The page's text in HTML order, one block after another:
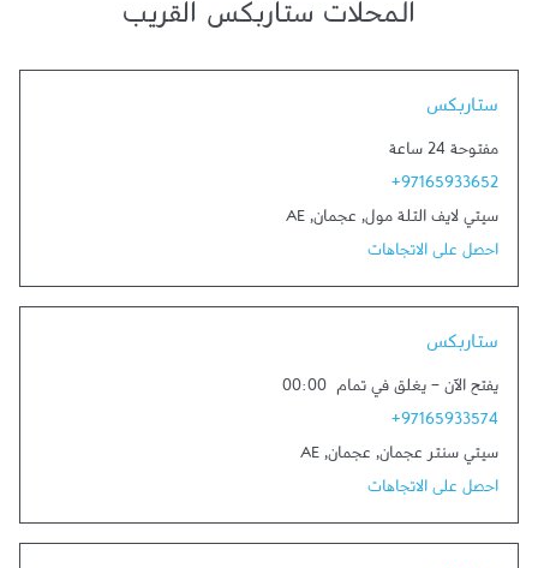
المحلات ستاربكس القريب
ستاربكس
مفتوحة 24 ساعة
+97165933652
سيتي لايف التلة مول, عجمان,
AE
احصل على الاتجاهات
ستاربكس
يفتح الآن - يغلق في تمام 00:00
+97165933574
سيتي سنتر عجمان, عجمان,
AE
احصل على الاتجاهات